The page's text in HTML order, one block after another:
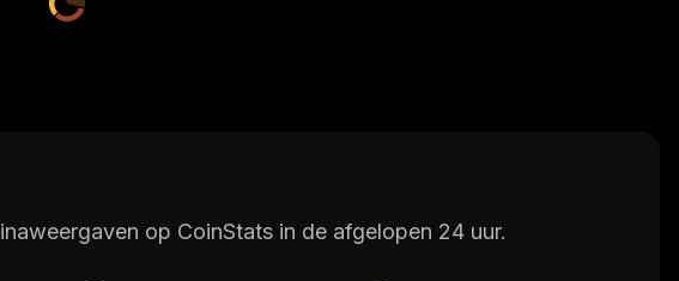
op CoinStats in de afgelopen 24 uur.